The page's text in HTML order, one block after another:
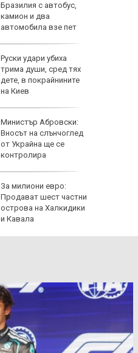
Бразилия с автобус,
камион и два
автомобила взе пет
Руски удари убиха
трима души, сред тях
дете, в покрайнините
на Киев
Министър Абровски:
Вносът на слънчоглед
от Украйна ще се
контролира
За милиони евро:
Продават шест частни
острова на Халкидики
и Кавала